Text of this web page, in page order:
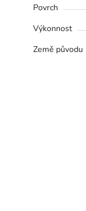
Povrch
Výkonnost
Země původu